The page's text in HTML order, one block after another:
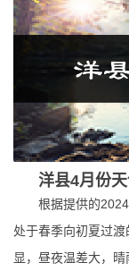
洋县4月份
根据提供的
处于春季向初夏过
显，昼夜温差大，